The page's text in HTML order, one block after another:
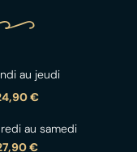
au jeudi
€
au samedi
€